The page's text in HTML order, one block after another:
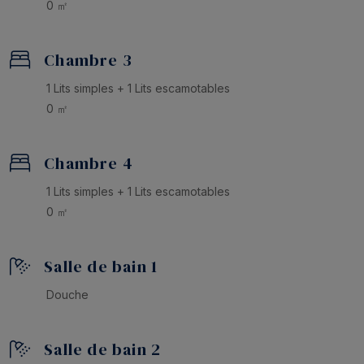
0 ㎡
Chambre 3
1 Lits simples + 1 Lits escamotables
0 ㎡
Chambre 4
1 Lits simples + 1 Lits escamotables
0 ㎡
Salle de bain 1
Douche
Salle de bain 2